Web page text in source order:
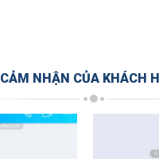
CẢM NHẬN CỦA KHÁCH